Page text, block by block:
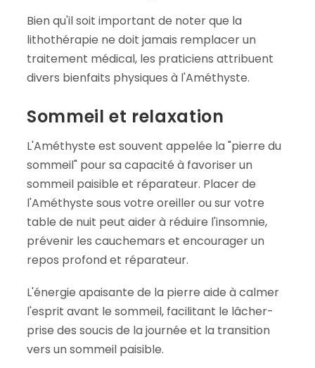
Bien qu'il soit important de noter que la
lithothérapie ne doit jamais remplacer un
traitement médical, les praticiens attribuent
divers bienfaits physiques à l'Améthyste.
Sommeil et relaxation
L'Améthyste est souvent appelée la "pierre du
sommeil" pour sa capacité à favoriser un
sommeil paisible et réparateur. Placer de
l'Améthyste sous votre oreiller ou sur votre
table de nuit peut aider à réduire l'insomnie,
prévenir les cauchemars et encourager un
repos profond et réparateur.
L'énergie apaisante de la pierre aide à calmer
l'esprit avant le sommeil, facilitant le lâcher-
prise des soucis de la journée et la transition
vers un sommeil paisible.